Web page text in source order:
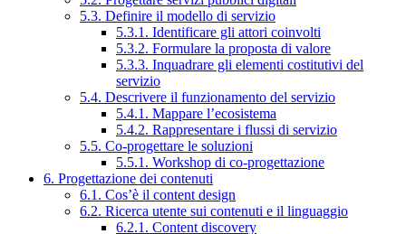
5.3. Definire il modello di servizio
5.3.1. Identificare gli attori coinvolti
5.3.2. Formulare la proposta di valore
5.3.3. Inquadrare gli elementi costitutivi del
servizio
5.4. Descrivere il funzionamento del servizio
5.4.1. Mappare l’ecosistema
5.4.2. Rappresentare i flussi di servizio
5.5. Co-progettare le soluzioni
5.5.1. Workshop di co-progettazione
6. Progettazione dei contenuti
6.1. Cos’è il content design
6.2. Ricerca utente sui contenuti e il linguaggio
6.2.1. Content discovery